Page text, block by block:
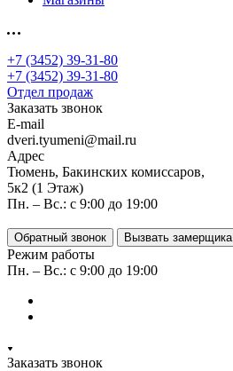
+7 (3452) 39-31-80
+7 (3452) 39-31-80
Отдел продаж
Заказать звонок
E-mail
dveri.tyumeni@mail.ru
Адрес
Тюмень, Бакинских комиссаров,
5к2 (1 Этаж)
Пн. – Вс.: с 9:00 до 19:00
Обратный звонок Вызвать замерщика
Режим работы
Пн. – Вс.: с 9:00 до 19:00
Заказать звонок